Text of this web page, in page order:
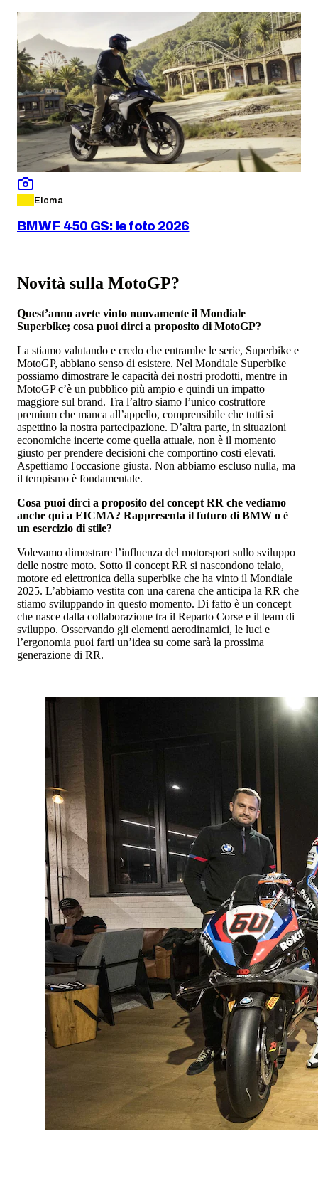
Eicma
BMW F 450 GS: le foto 2026
Novità sulla MotoGP?
Quest’anno avete vinto nuovamente il Mondiale
Superbike; cosa puoi dirci a proposito di MotoGP?
La stiamo valutando e credo che entrambe le serie, Superbike e
MotoGP, abbiano senso di esistere. Nel Mondiale Superbike
possiamo dimostrare le capacità dei nostri prodotti, mentre in
MotoGP c’è un pubblico più ampio e quindi un impatto
maggiore sul brand. Tra l’altro siamo l’unico costruttore
premium che manca all’appello, comprensibile che tutti si
aspettino la nostra partecipazione. D’altra parte, in situazioni
economiche incerte come quella attuale, non è il momento
giusto per prendere decisioni che comportino costi elevati.
Aspettiamo l'occasione giusta. Non abbiamo escluso nulla, ma
il tempismo è fondamentale.
Cosa puoi dirci a proposito del concept RR che vediamo
anche qui a EICMA? Rappresenta il futuro di BMW o è
un esercizio di stile?
Volevamo dimostrare l’influenza del motorsport sullo sviluppo
delle nostre moto. Sotto il concept RR si nascondono telaio,
motore ed elettronica della superbike che ha vinto il Mondiale
2025. L’abbiamo vestita con una carena che anticipa la RR che
stiamo sviluppando in questo momento. Di fatto è un concept
che nasce dalla collaborazione tra il Reparto Corse e il team di
sviluppo. Osservando gli elementi aerodinamici, le luci e
l’ergonomia puoi farti un’idea su come sarà la prossima
generazione di RR.